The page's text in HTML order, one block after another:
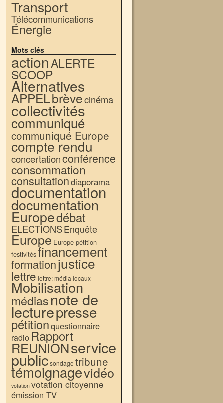
Transport
Télécommunications
Énergie
Mots clés
actionALERTE
SCOOP
Alternatives
APPELbrèvecinéma
collectivités
communiqué
communiqué Europe
compte rendu
concertationconférence
consommation
consultationdiaporama
documentation
documentation
Europedébat
ELECTIONSEnquête
Europe Europe pétition
festivitésfinancement
formationjustice
lettre lettre; média locaux
Mobilisation
médiasnote de
lecturepresse
pétitionquestionnaire
radio Rapport
REUNIONservice
publicsondage tribune
témoignagevidéo
votation votation citoyenne
émission TV